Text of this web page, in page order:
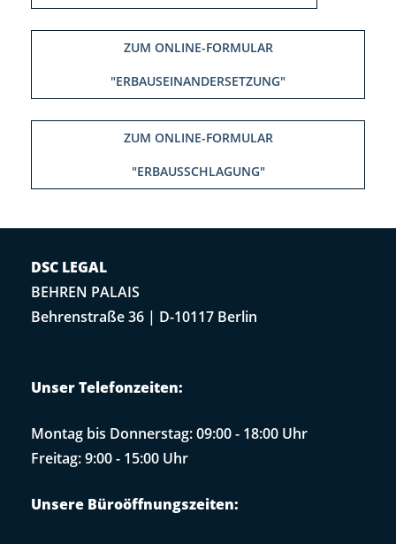
ZUM ONLINE-FORMULAR
"ERBAUSEINANDERSETZUNG"
ZUM ONLINE-FORMULAR
"ERBAUSSCHLAGUNG"
DSC LEGAL
BEHREN PALAIS
Behrenstraße 36 | D-10117 Berlin
Unser Telefonzeiten:
Montag bis Donnerstag: 09:00 - 18:00 Uhr
Freitag: 9:00 - 15:00 Uhr
Unsere Büroöffnungszeiten: